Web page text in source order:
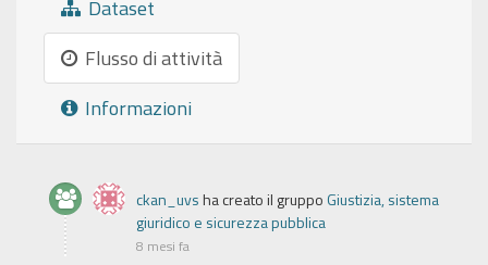
Dataset
Flusso di attività
Informazioni
ckan_uvsha creato il gruppo Giustizia, sistema
giuridico e sicurezza pubblica
8 mesi fa